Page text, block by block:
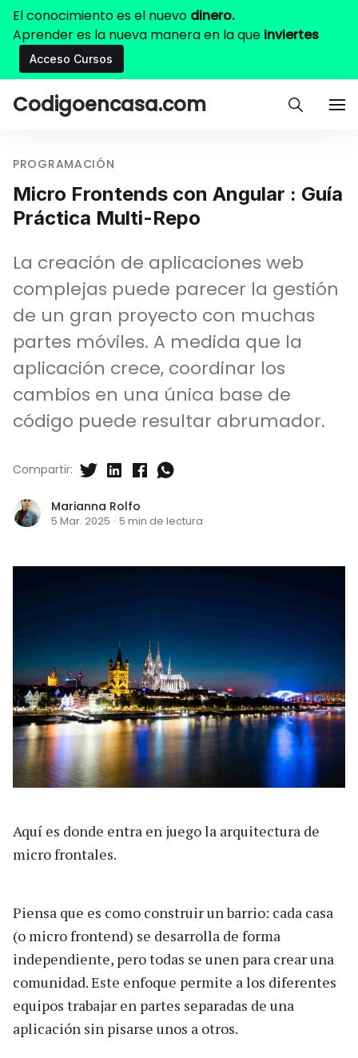
El conocimiento es el nuevo dinero.
Aprender es la nueva manera en la que inviertes
Acceso Cursos
Codigoencasa.com
PROGRAMACIÓN
Micro Frontends con Angular : Guía
Práctica Multi-Repo
La creación de aplicaciones web
complejas puede parecer la gestión
de un gran proyecto con muchas
partes móviles. A medida que la
aplicación crece, coordinar los
cambios en una única base de
código puede resultar abrumador.
Marianna Rolfo
5 Mar. 2025 · 5 min de lectura
Compartir:
Aquí es donde entra en juego la arquitectura de
micro frontales.
Piensa que es como construir un barrio: cada casa
(o micro frontend) se desarrolla de forma
independiente, pero todas se unen para crear una
comunidad. Este enfoque permite a los diferentes
equipos trabajar en partes separadas de una
aplicación sin pisarse unos a otros.